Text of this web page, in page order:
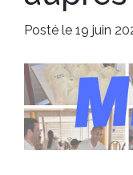
Posté le 19 juin